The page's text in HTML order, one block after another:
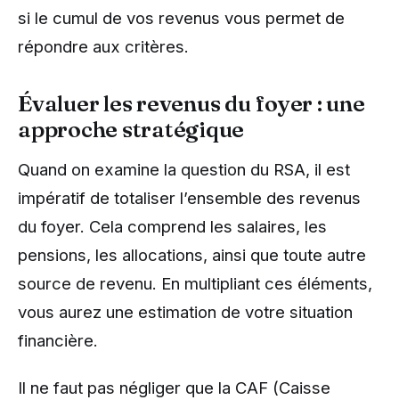
si le cumul de vos revenus vous permet de
répondre aux critères.
Évaluer les revenus du foyer : une
approche stratégique
Quand on examine la question du RSA, il est
impératif de totaliser l’ensemble des revenus
du foyer. Cela comprend les salaires, les
pensions, les allocations, ainsi que toute autre
source de revenu. En multipliant ces éléments,
vous aurez une estimation de votre situation
financière.
Il ne faut pas négliger que la CAF (Caisse